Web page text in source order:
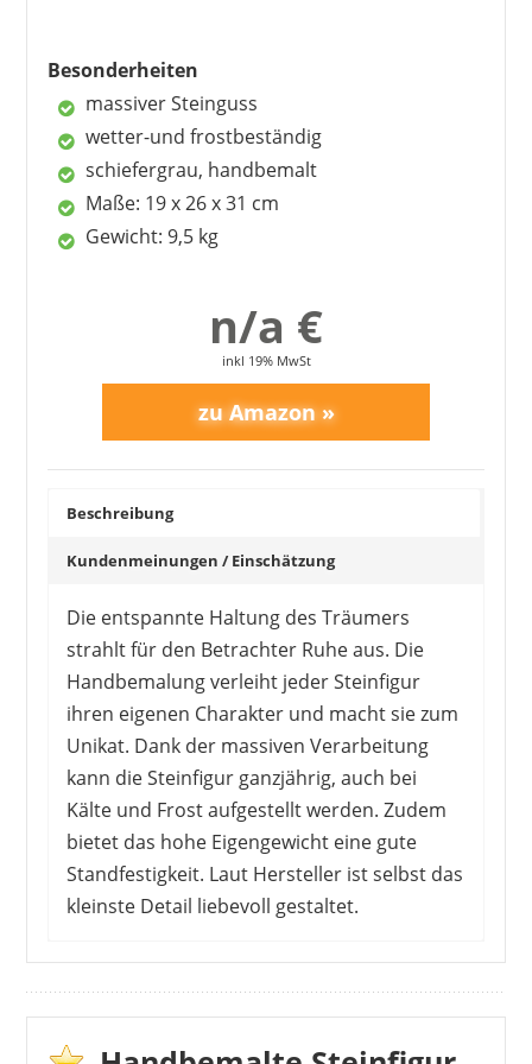
teilweise nicht witterungsbeständig
Besonderheiten
massiver Steinguss
wetter-und frostbeständig
schiefergrau, handbemalt
Maße: 19 x 26 x 31 cm
Gewicht: 9,5 kg
n/a €
inkl 19% MwSt
Beschreibung
Kundenmeinungen / Einschätzung
Die entspannte Haltung des Träumers
strahlt für den Betrachter Ruhe aus. Die
Handbemalung verleiht jeder Steinfigur
ihren eigenen Charakter und macht sie zum
Unikat. Dank der massiven Verarbeitung
kann die Steinfigur ganzjährig, auch bei
Kälte und Frost aufgestellt werden. Zudem
bietet das hohe Eigengewicht eine gute
Standfestigkeit. Laut Hersteller ist selbst das
kleinste Detail liebevoll gestaltet.
Die Kundenbewertungen zu diesem Artikel sind
ausschließlich positiv. Liebenswert, inspirierend
und poetisch sind nur einige der vergebenen
Attribute. Die Verarbeitung des Träumers ist